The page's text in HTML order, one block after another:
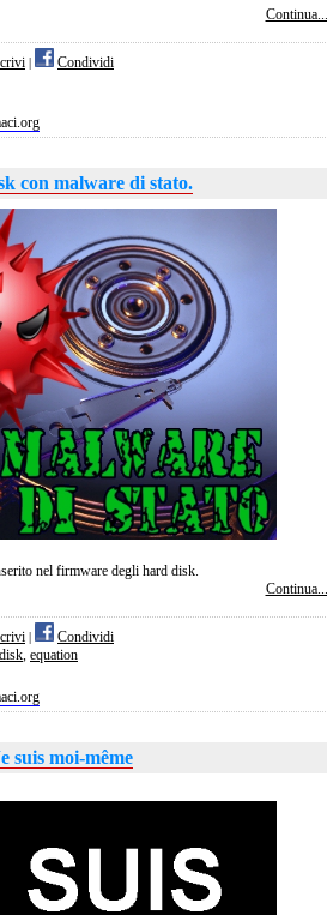
Continua...
Condividi
con malware di stato.
nel firmware degli hard disk.
Continua...
Condividi
disk, equation
suis moi-même